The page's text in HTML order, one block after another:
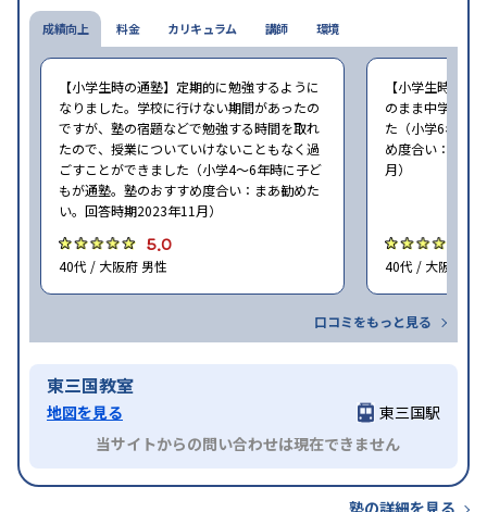
成績向上
【小学生時の通塾】定期的に勉強するように
なりました。学校に行けない期間があったの
ですが、塾の宿題などで勉強する時間を取れ
たので、授業についていけないこともなく過
ごすことができました（小学4〜6年時に子ど
もが通塾。塾のおすすめ度合い：まあ勧めた
い。回答時期2023年11月）
5.0
40代 / 大阪府 男性
【小学生時の通
のまま中学でも
た（小学6年時
め度合い：まあ
月）
40代 / 大阪府 女
口コミをもっと見る
料金 カリキュラム 講師 環境
東三国教室
地図を見る
東三国駅
当サイトからの問い合わせは現在できません
塾の詳細を見る